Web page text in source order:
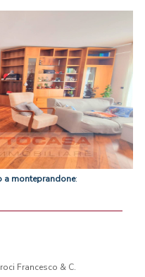
a monteprandone:
Francesco & C.